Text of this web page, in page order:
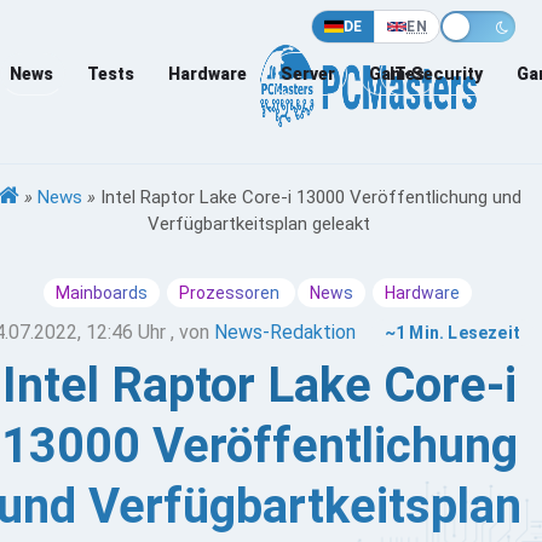
DE EN
News Tests Hardware Server Games
IT-Security
» News » Intel Raptor Lake Core-i 13000 Veröffentlichung und
Verfügbartkeitsplan geleakt
Mainboards Prozessoren News Hardware
12:46 Uhr , von News-Redaktion ~1 Min. Lesezeit
Intel Raptor Lake Core-i
13000 Veröffentlichung
Verfügbartkeitsplan